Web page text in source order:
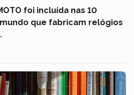
foi incluída nas 10
que fabricam relógios